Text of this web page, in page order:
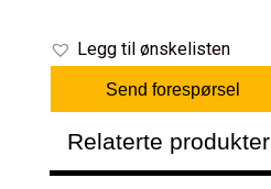
Legg til ønskelisten
Send forespørsel
Relaterte produkter